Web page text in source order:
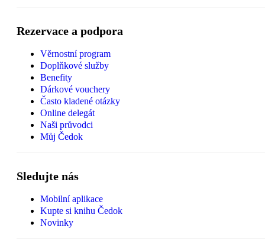
Rezervace a podpora
Věrnostní program
Doplňkové služby
Benefity
Dárkové vouchery
Často kladené otázky
Online delegát
Naši průvodci
Můj Čedok
Sledujte nás
Mobilní aplikace
Kupte si knihu Čedok
Novinky